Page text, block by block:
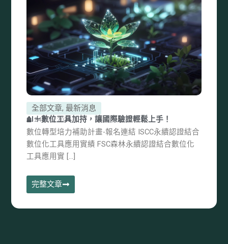
全部文章, 最新消息
AI＋數位工具加持，讓國際驗證輕鬆上手！
24 9 月, 2025
數位轉型培力補助計畫-報名連結 ISCC永續認證結合
數位化工具應用實績 FSC森林永續認證結合數位化
工具應用實 […]
完整文章